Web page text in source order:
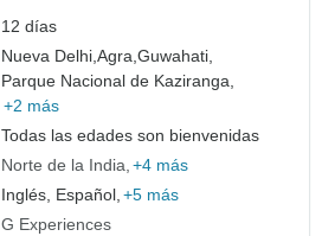
12 días
Nueva Delhi,Agra,Guwahati,
Parque Nacional de Kaziranga,
+2 más
Todas las edades son bienvenidas
Norte de la India +4 más
Inglés, Español, +5 más
G Experiences